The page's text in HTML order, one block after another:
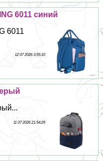
6011 синий
6011
12 07 2026 3:55:10
11 07 2026 21:54:29